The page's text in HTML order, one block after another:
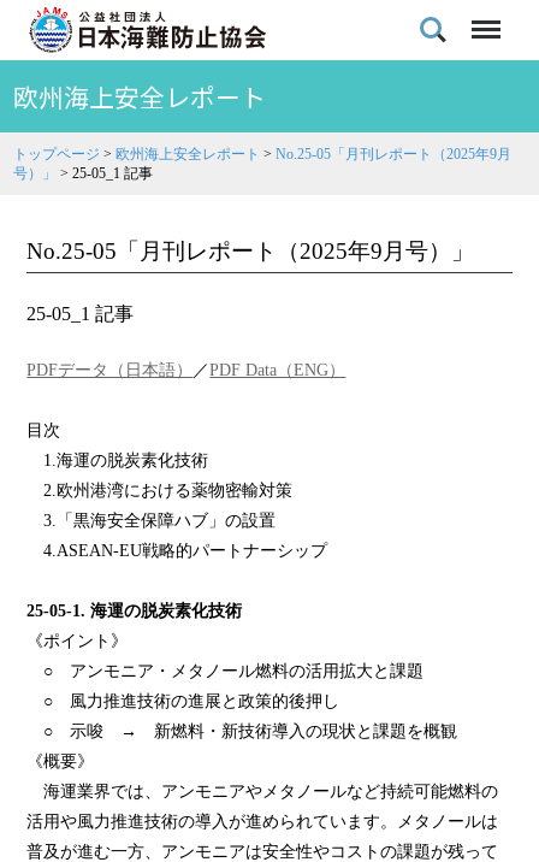
欧州海上安全レポート
トップページ > 欧州海上安全レポート >No.25-05「月刊レポート（2025年9月
号）」
>25-05_1 記事
No.25-05「月刊レポート（2025年9月号）」
25-05_1 記事
PDFデータ（日本語） ／PDF Data（ENG）
目次
1.海運の脱炭素化技術
2.欧州港湾における薬物密輸対策
3.「黒海安全保障ハブ」の設置
4.ASEAN-EU戦略的パートナーシップ
25-05-1.海運の脱炭素化技術
《ポイント》
○ アンモニア・メタノール燃料の活用拡大と課題
○ 風力推進技術の進展と政策的後押し
○ 示唆 → 新燃料・新技術導入の現状と課題を概観
《概要》
海運業界では、アンモニアやメタノールなど持続可能燃料の
活用や風力推進技術の導入が進められています。メタノールは
普及が進む一方、アンモニアは安全性やコストの課題が残って